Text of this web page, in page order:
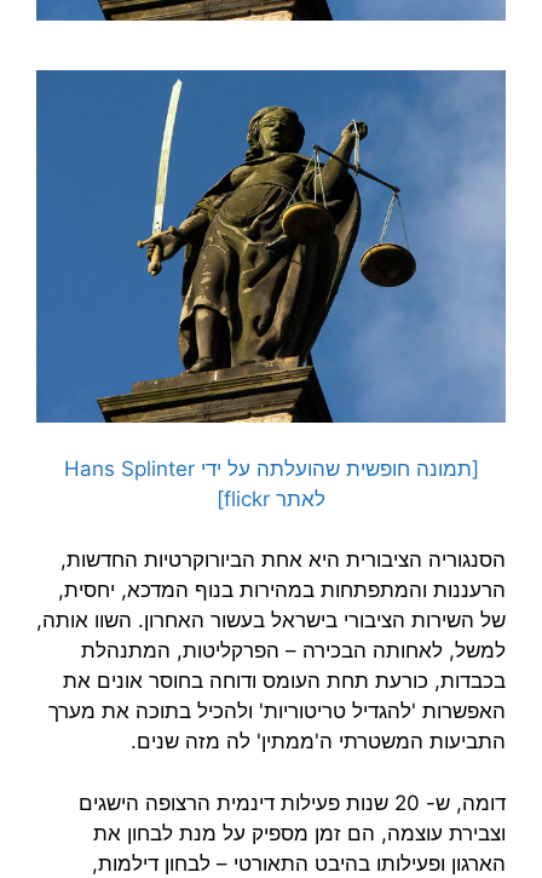
[תמונה חופשית שהועלתה על ידי Hans Splinter
לאתר flickr]
הסנגוריה הציבורית היא אחת הביורוקרטיות החדשות,
הרעננות והמתפתחות במהירות בנוף המדכא, יחסית,
של השירות הציבורי בישראל בעשור האחרון. השוו אותה,
למשל, לאחותה הבכירה – הפרקליטות, המתנהלת
בכבדות, כורעת תחת העומס ודוחה בחוסר אונים את
האפשרות 'להגדיל טריטוריות' ולהכיל בתוכה את מערך
התביעות המשטרתי ה'ממתין' לה מזה שנים.
דומה, ש- 20 שנות פעילות דינמית הרצופה הישגים
וצבירת עוצמה, הם זמן מספיק על מנת לבחון את
הארגון ופעילותו בהיבט התאורטי – לבחון דילמות,